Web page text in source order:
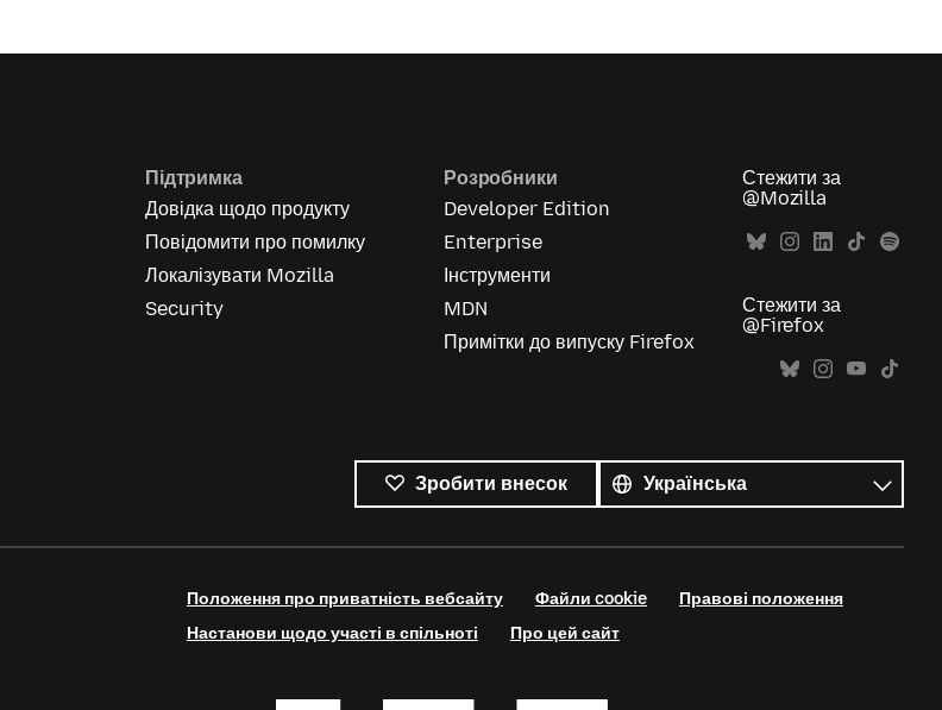
Підтримка
Довідка щодо продукту
Повідомити про помилку
Локалізувати Mozilla
Security
Розробники
Developer Edition
Enterprise
Інструменти
MDN
Примітки до випуску Firefox
Стежити за
@Mozilla
Стежити за
@Firefox
Зробити внесок
мови
Мова
Положення про приватність вебсайту Файли cookie
Правові положення
Настанови щодо участі в спільноті
Про цей сайт